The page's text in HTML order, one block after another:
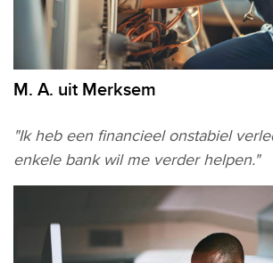
M. A. uit Merksem
"Ik heb een financieel onstabiel
enkele bank wil me verder helpen."